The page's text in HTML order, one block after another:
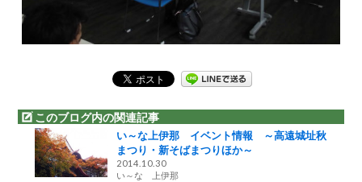
このブログ内の関連記事
い～な上伊那 イベント情報 ～高遠城址秋
まつり・新そばまつりほか～
2014.10.30
い～な 上伊那